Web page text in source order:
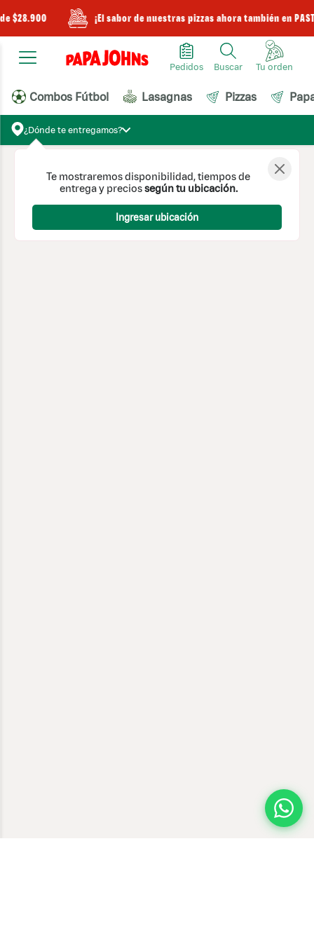
$28.900 ¡El sabor de nuestras pizzas ahora también en
Pedidos Buscar
Combos Fútbol Lasagnas Pizzas
¿Dónde te entregamos?
Te mostraremos disponibilidad, tiempos de
entrega y preciossegún tu ubicación.
Ingresar ubicación